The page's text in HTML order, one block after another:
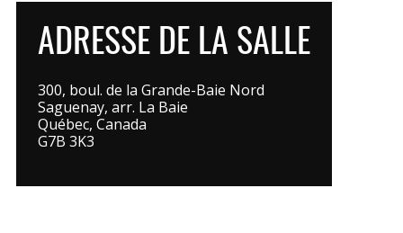
ADRESSE DE LA SALLE
300, boul. de la Grande-Baie Nord
Saguenay, arr. La Baie
Québec, Canada
G7B 3K3